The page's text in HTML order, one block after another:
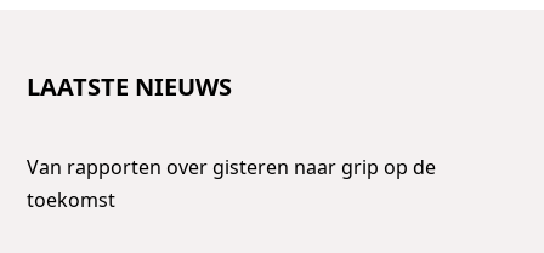
LAATSTE NIEUWS
Van rapporten over gisteren naar grip op de
toekomst